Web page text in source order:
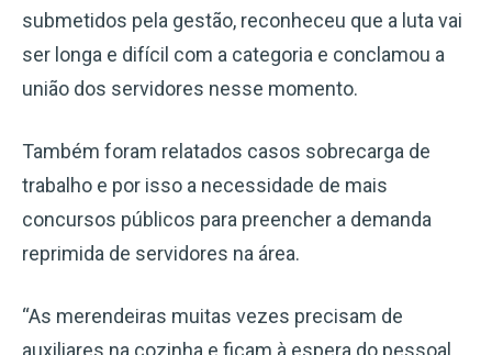
submetidos pela gestão, reconheceu que a luta vai
ser longa e difícil com a categoria e conclamou a
união dos servidores nesse momento.
Também foram relatados casos sobrecarga de
trabalho e por isso a necessidade de mais
concursos públicos para preencher a demanda
reprimida de servidores na área.
“As merendeiras muitas vezes precisam de